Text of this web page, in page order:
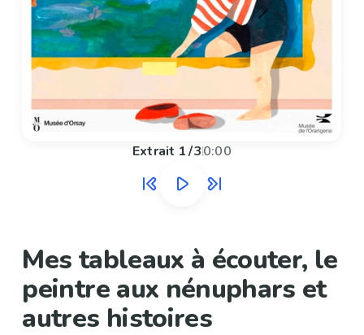
Extrait 1/30:00
Mes tableaux à écouter, le
peintre aux nénuphars et
autres histoires